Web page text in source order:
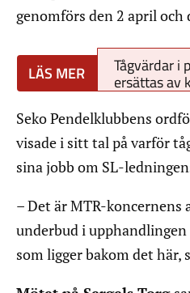
genomförs den 2 april och
Tågvärdar i
ersättas av
Seko Pendelklubbens
visade i sitt tal på varför
sina jobb om SL-
– Det är MTR-koncernens
underbud i
som ligger bakom det här,